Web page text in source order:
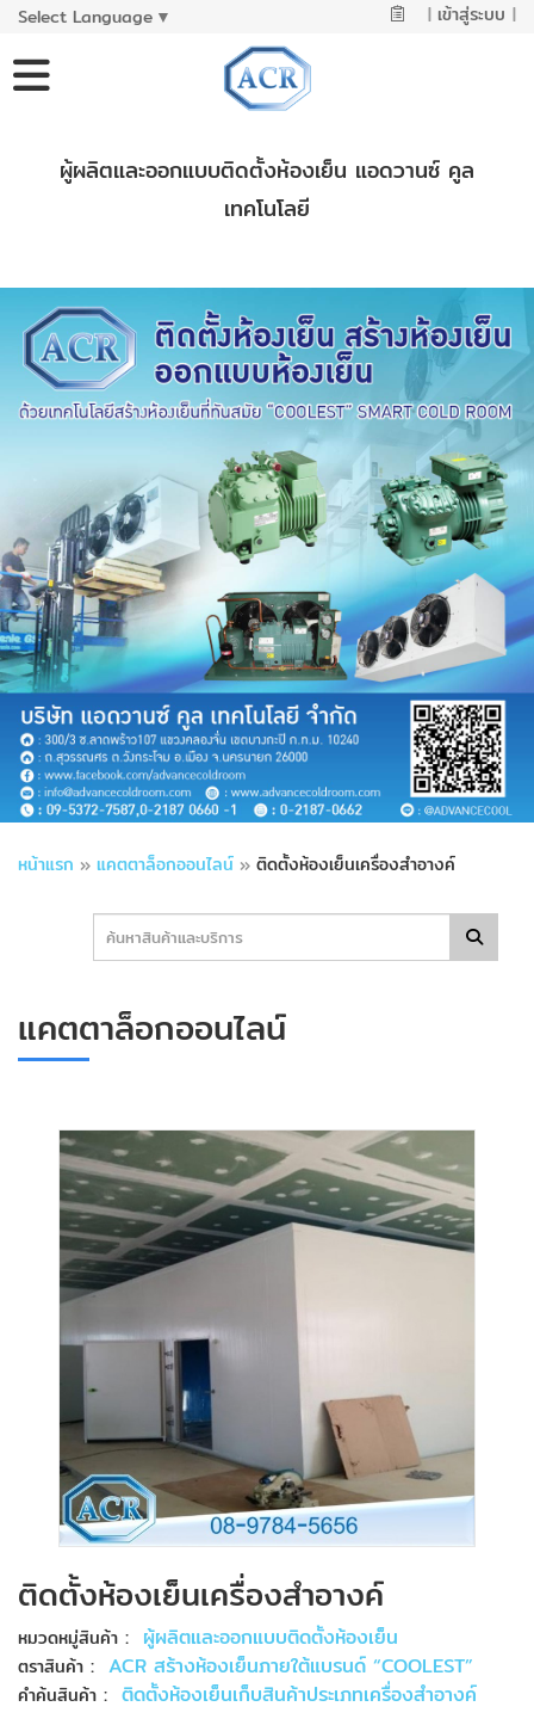
Select Language ▼ | เข้าสู่ระบบ |
ผู้ผลิตและออกแบบติดตั้งห้องเย็น แอดวานซ์ คูล
เทคโนโลยี
หน้าแรก » แคตตาล็อกออนไลน์ » ติดตั้งห้องเย็นเครื่องสำอางค์
แคตตาล็อกออนไลน์
ติดตั้งห้องเย็นเครื่องสำอางค์
หมวดหมู่สินค้า : ผู้ผลิตและออกแบบติดตั้งห้องเย็น
ตราสินค้า : ACR สร้างห้องเย็นภายใต้แบรนด์ “COOLEST”
คำค้นสินค้า : ติดตั้งห้องเย็นเก็บสินค้าประเภทเครื่องสำอางค์